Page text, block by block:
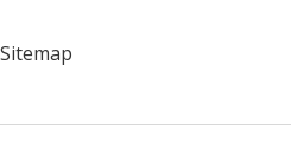
Sitemap